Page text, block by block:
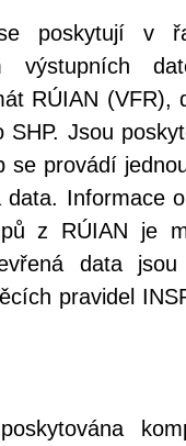
poskytují v
výstupních
RÚIAN (VFR),
Jsou
se provádí
Informace
z RÚIAN je
data
pravidel